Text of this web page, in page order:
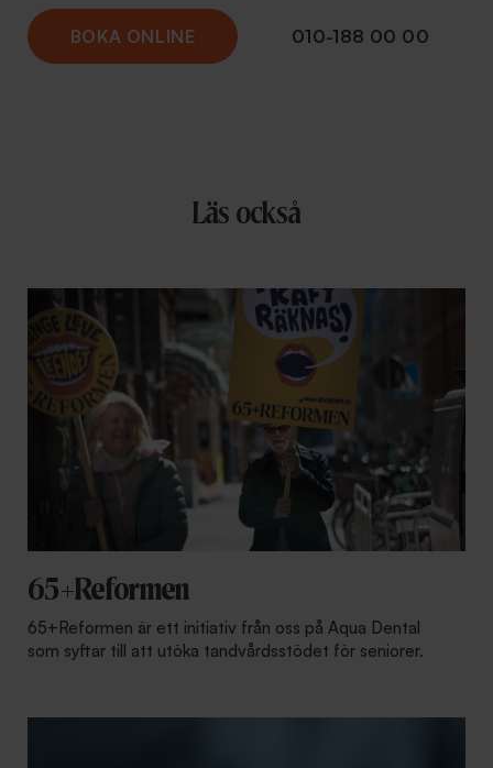
BOKA ONLINE 010-188 00 00
Läs också
65+Reformen
65+Reformen är ett initiativ från oss på Aqua Dental
som syftar till att utöka tandvårdsstödet för seniorer.